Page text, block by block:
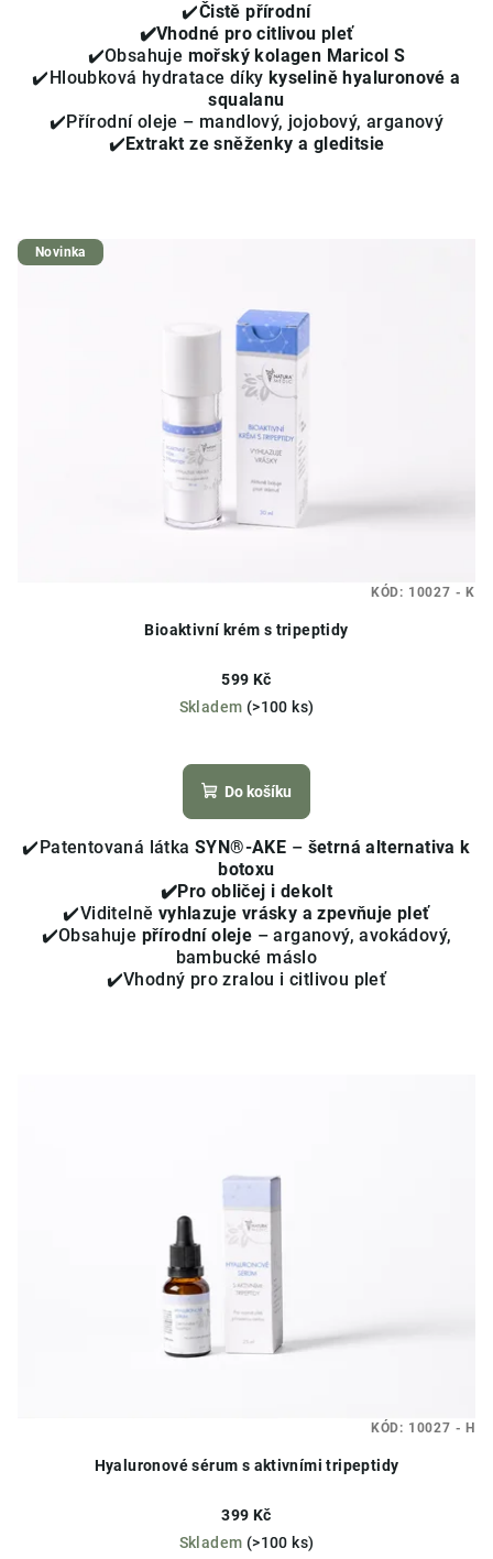
z
5
hvězdiček.
✔️Čistě přírodní
✔️Vhodné pro citlivou pleť
✔️Obsahuje mořský kolagen Maricol S
✔️Hloubková hydratace díky kyselině hyaluronové a
squalanu
✔️Přírodní oleje – mandlový, jojobový, arganový
✔️Extrakt ze sněženky a gleditsie
Novinka
Bioaktivní krém s tripeptidy
599 Kč
Skladem (>100 ks)
hodnocení
produktu
z
5
hvězdiček.
Do košíku
✔️Patentovaná látkaSYN®-AKE – šetrná alternativa k
botoxu
✔️Pro obličej i dekolt
✔️Viditelně vyhlazuje vrásky a zpevňuje pleť
✔️Obsahuje přírodní oleje – arganový, avokádový,
bambucké máslo
✔️Vhodný pro zralou i citlivou pleť
KÓD: 10027 - K
Hyaluronové sérum s aktivními tripeptidy
399 Kč
Skladem (>100 ks)
KÓD: 10027 - H